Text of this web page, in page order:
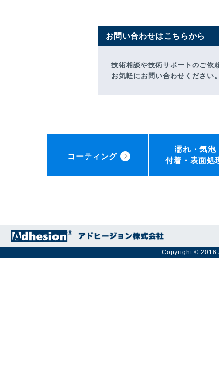
お問い合わせはこちらから
技術相談や技術サポートのご依
お気軽にお問い合わせください
コーティング
濡れ・気泡
付着・表面処
Copyright © 2016